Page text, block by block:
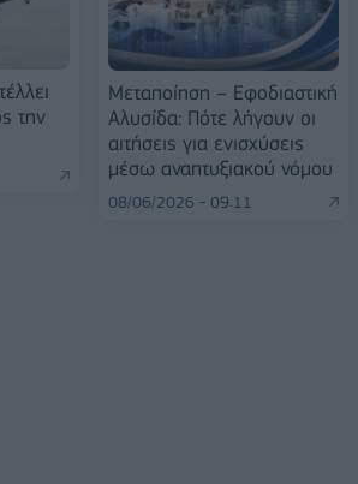
την
Μεταποίηση – Εφοδιαστική
Αλυσίδα: Πότε λήγουν οι
αιτήσεις για ενισχύσεις
μέσω αναπτυξιακού νόμου
08/06/2026 - 09:11